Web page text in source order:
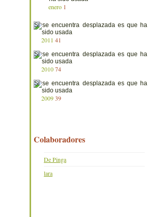
enero 1
2011 41
201074
200939
Colaboradores
De Pinga
lara